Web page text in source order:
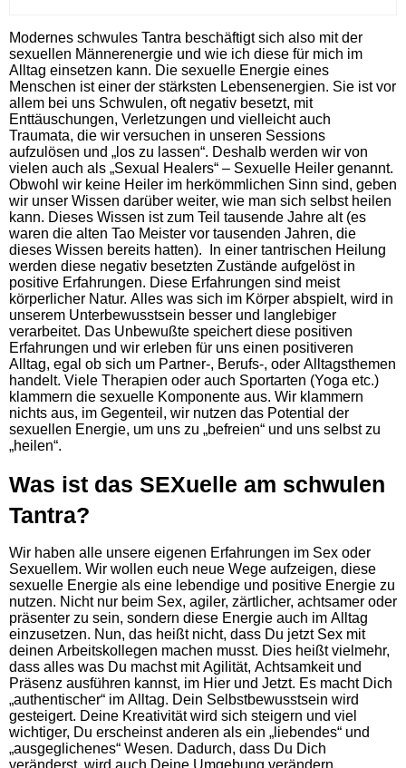
Modernes schwules Tantra beschäftigt sich also mit der
sexuellen Männerenergie und wie ich diese für mich im
Alltag einsetzen kann. Die sexuelle Energie eines
Menschen ist einer der stärksten Lebensenergien. Sie ist vor
allem bei uns Schwulen, oft negativ besetzt, mit
Enttäuschungen, Verletzungen und vielleicht auch
Traumata, die wir versuchen in unseren Sessions
aufzulösen und „los zu lassen“. Deshalb werden wir von
vielen auch als „Sexual Healers“ – Sexuelle Heiler genannt.
Obwohl wir keine Heiler im herkömmlichen Sinn sind, geben
wir unser Wissen darüber weiter, wie man sich selbst heilen
kann. Dieses Wissen ist zum Teil tausende Jahre alt (es
waren die alten Tao Meister vor tausenden Jahren, die
dieses Wissen bereits hatten). In einer tantrischen Heilung
werden diese negativ besetzten Zustände aufgelöst in
positive Erfahrungen. Diese Erfahrungen sind meist
körperlicher Natur. Alles was sich im Körper abspielt, wird in
unserem Unterbewusstsein besser und langlebiger
verarbeitet. Das Unbewußte speichert diese positiven
Erfahrungen und wir erleben für uns einen positiveren
Alltag, egal ob sich um Partner-, Berufs-, oder Alltagsthemen
handelt. Viele Therapien oder auch Sportarten (Yoga etc.)
klammern die sexuelle Komponente aus. Wir klammern
nichts aus, im Gegenteil, wir nutzen das Potential der
sexuellen Energie, um uns zu „befreien“ und uns selbst zu
„heilen“.
Was ist das SEXuelle am schwulen
Tantra?
Wir haben alle unsere eigenen Erfahrungen im Sex oder
Sexuellem. Wir wollen euch neue Wege aufzeigen, diese
sexuelle Energie als eine lebendige und positive Energie zu
nutzen. Nicht nur beim Sex, agiler, zärtlicher, achtsamer oder
präsenter zu sein, sondern diese Energie auch im Alltag
einzusetzen. Nun, das heißt nicht, dass Du jetzt Sex mit
deinen Arbeitskollegen machen musst. Dies heißt vielmehr,
dass alles was Du machst mit Agilität, Achtsamkeit und
Präsenz ausführen kannst, im Hier und Jetzt. Es macht Dich
„authentischer“ im Alltag. Dein Selbstbewusstsein wird
gesteigert. Deine Kreativität wird sich steigern und viel
wichtiger, Du erscheinst anderen als ein „liebendes“ und
„ausgeglichenes“ Wesen. Dadurch, dass Du Dich
veränderst, wird auch Deine Umgebung verändern.